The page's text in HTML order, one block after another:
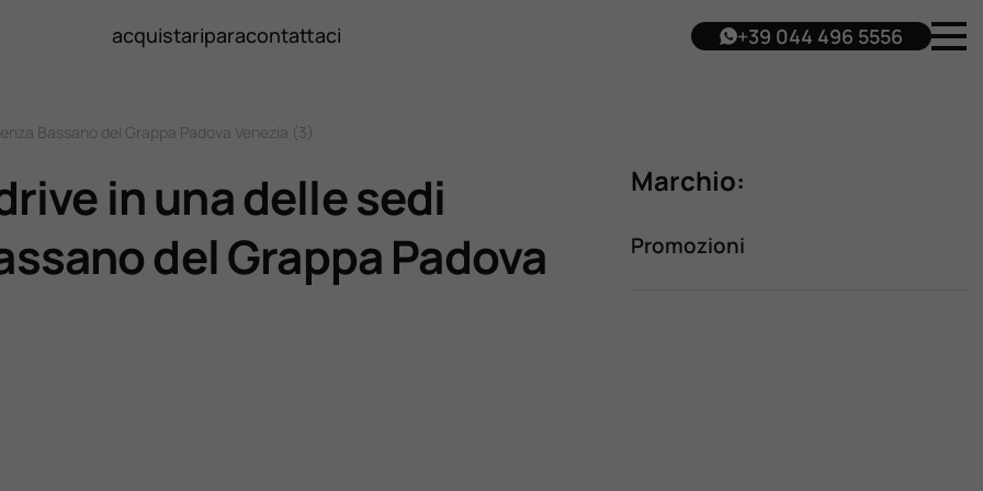
acquistariparacontattaci +39 044 496 5556
Bassano del Grappa Padova Venezia (3)
in una delle sedi
del Grappa Padova
Marchio:
Promozioni